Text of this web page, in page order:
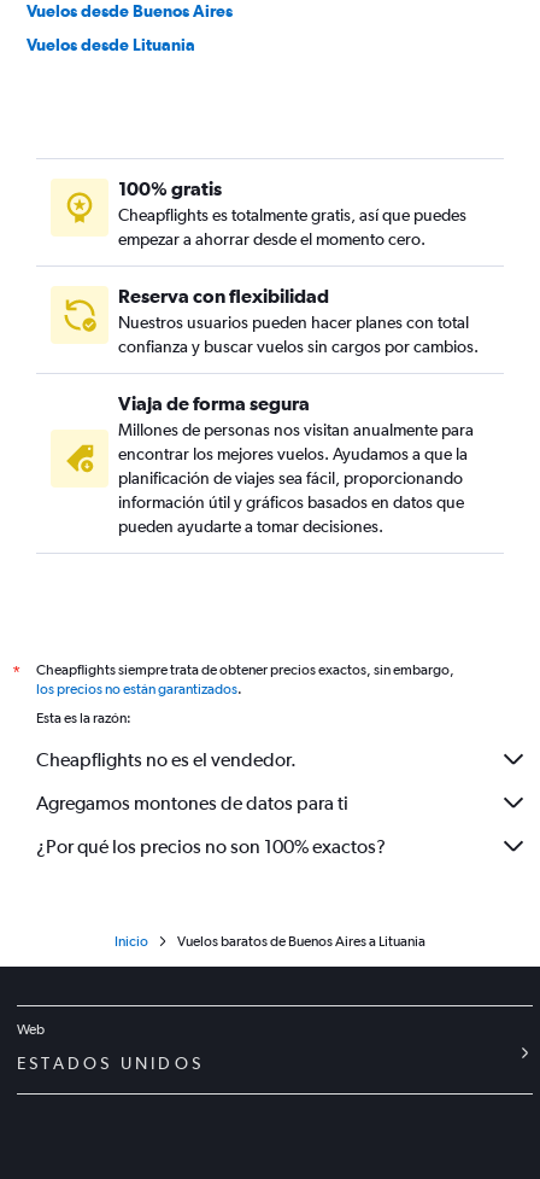
Vuelos desde Buenos Aires
Vuelos desde Lituania
100% gratis
Cheapflights es totalmente gratis, así que puedes
empezar a ahorrar desde el momento cero.
Reserva con flexibilidad
Nuestros usuarios pueden hacer planes con total
confianza y buscar vuelos sin cargos por cambios.
Viaja de forma segura
Millones de personas nos visitan anualmente para
encontrar los mejores vuelos. Ayudamos a que la
planificación de viajes sea fácil, proporcionando
información útil y gráficos basados en datos que
pueden ayudarte a tomar decisiones.
*
Cheapflights siempre trata de obtener precios exactos, sin embargo,
los precios no están garantizados.
Esta es la razón:
Cheapflights no es el vendedor.
Agregamos montones de datos para ti
¿Por qué los precios no son 100% exactos?
Inicio Vuelos baratos de Buenos Aires a Lituania
Web
ESTADOS UNIDOS